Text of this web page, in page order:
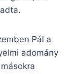
Pál a
adomány